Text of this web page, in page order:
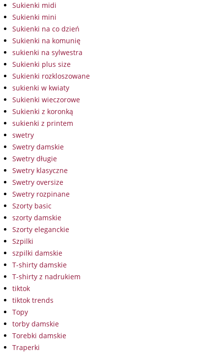
Sukienki midi
Sukienki mini
Sukienki na co dzień
Sukienki na komunię
sukienki na sylwestra
Sukienki plus size
Sukienki rozkloszowane
sukienki w kwiaty
Sukienki wieczorowe
Sukienki z koronką
sukienki z printem
swetry
Swetry damskie
Swetry długie
Swetry klasyczne
Swetry oversize
Swetry rozpinane
Szorty basic
szorty damskie
Szorty eleganckie
Szpilki
szpilki damskie
T-shirty damskie
T-shirty z nadrukiem
tiktok
tiktok trends
Topy
torby damskie
Torebki damskie
Traperki